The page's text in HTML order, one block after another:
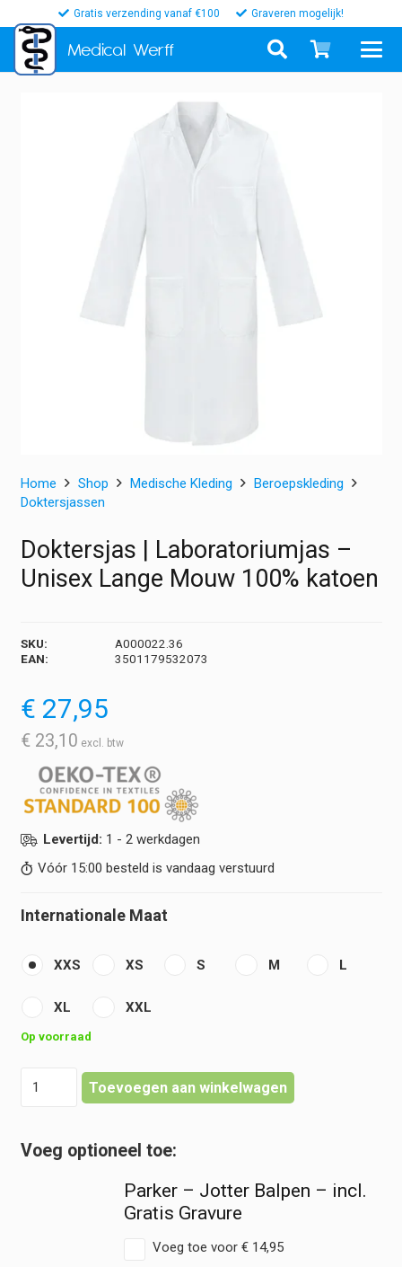
Gratis verzending vanaf €100 Graveren mogelijk!
Medical Werff
Home Shop Medische Kleding
Beroepskleding
Doktersjassen
Doktersjas | Laboratoriumjas –
Unisex Lange Mouw 100% katoen
SKU:
A000022.36
EAN:
3501179532073
€ 27,95
€ 23,10
Levertijd: 1 - 2 werkdagen
Vóór 15:00 besteld is vandaag verstuurd
Internationale Maat
XXS XS S M L
XL XXL
Op voorraad
Doktersjas
Unisex
Toevoegen aan winkelwagen
Parker – Jotter Balpen – incl.
Gratis Gravure
Voeg toe voor €14,95